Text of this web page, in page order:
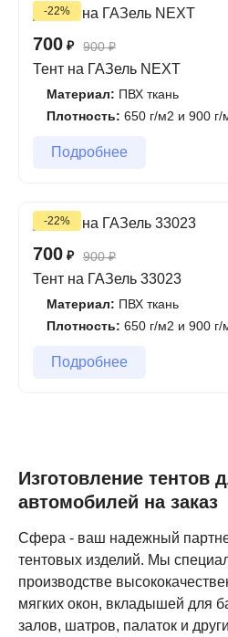
Мы производим тенты по
под любой кузов автомобиля,
обратиться к нашим
рассчитать стоимость работы.
нам.
Основные преимущества
Высокое качество
пошив тента.
Быстрое изготовление
обращайтесь в компанию
высокое качество и
тентов. Наши специалисты
тента в кратчайшие сроки,
аккуратность работы, .
-22%
700 ₽ 900₽
Тент на ГАЗель NEXT
Материал: ПВХ ткань
Плотность: 650 г/м2 и 900 г/
Подробнее
-22%
700 ₽ 900₽
Тент на ГАЗель 33023
Материал: ПВХ ткань
Плотность: 650 г/м2 и 900 г/
Подробнее
Изготовление тентов
автомобилей на заказ
Сфера - ваш надежный
тентовых изделий. Мы
производстве
мягких окон, вкладышей для
залов, шатров, палаток и